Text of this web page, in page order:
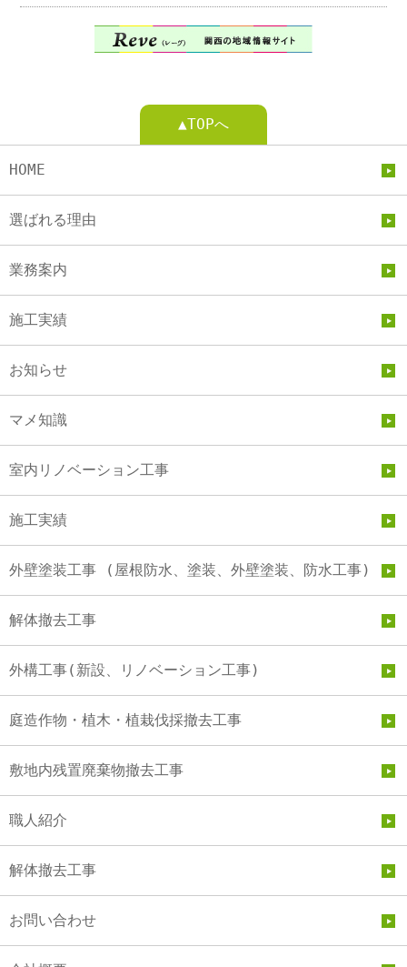
▲TOPへ
HOME
選ばれる理由
業務案内
施工実績
お知らせ
マメ知識
室内リノベーション工事
施工実績
外壁塗装工事 (屋根防水、塗装、外壁塗装、防水工事)
解体撤去工事
外構工事(新設、リノベーション工事)
庭造作物・植木・植栽伐採撤去工事
敷地内残置廃棄物撤去工事
職人紹介
解体撤去工事
お問い合わせ